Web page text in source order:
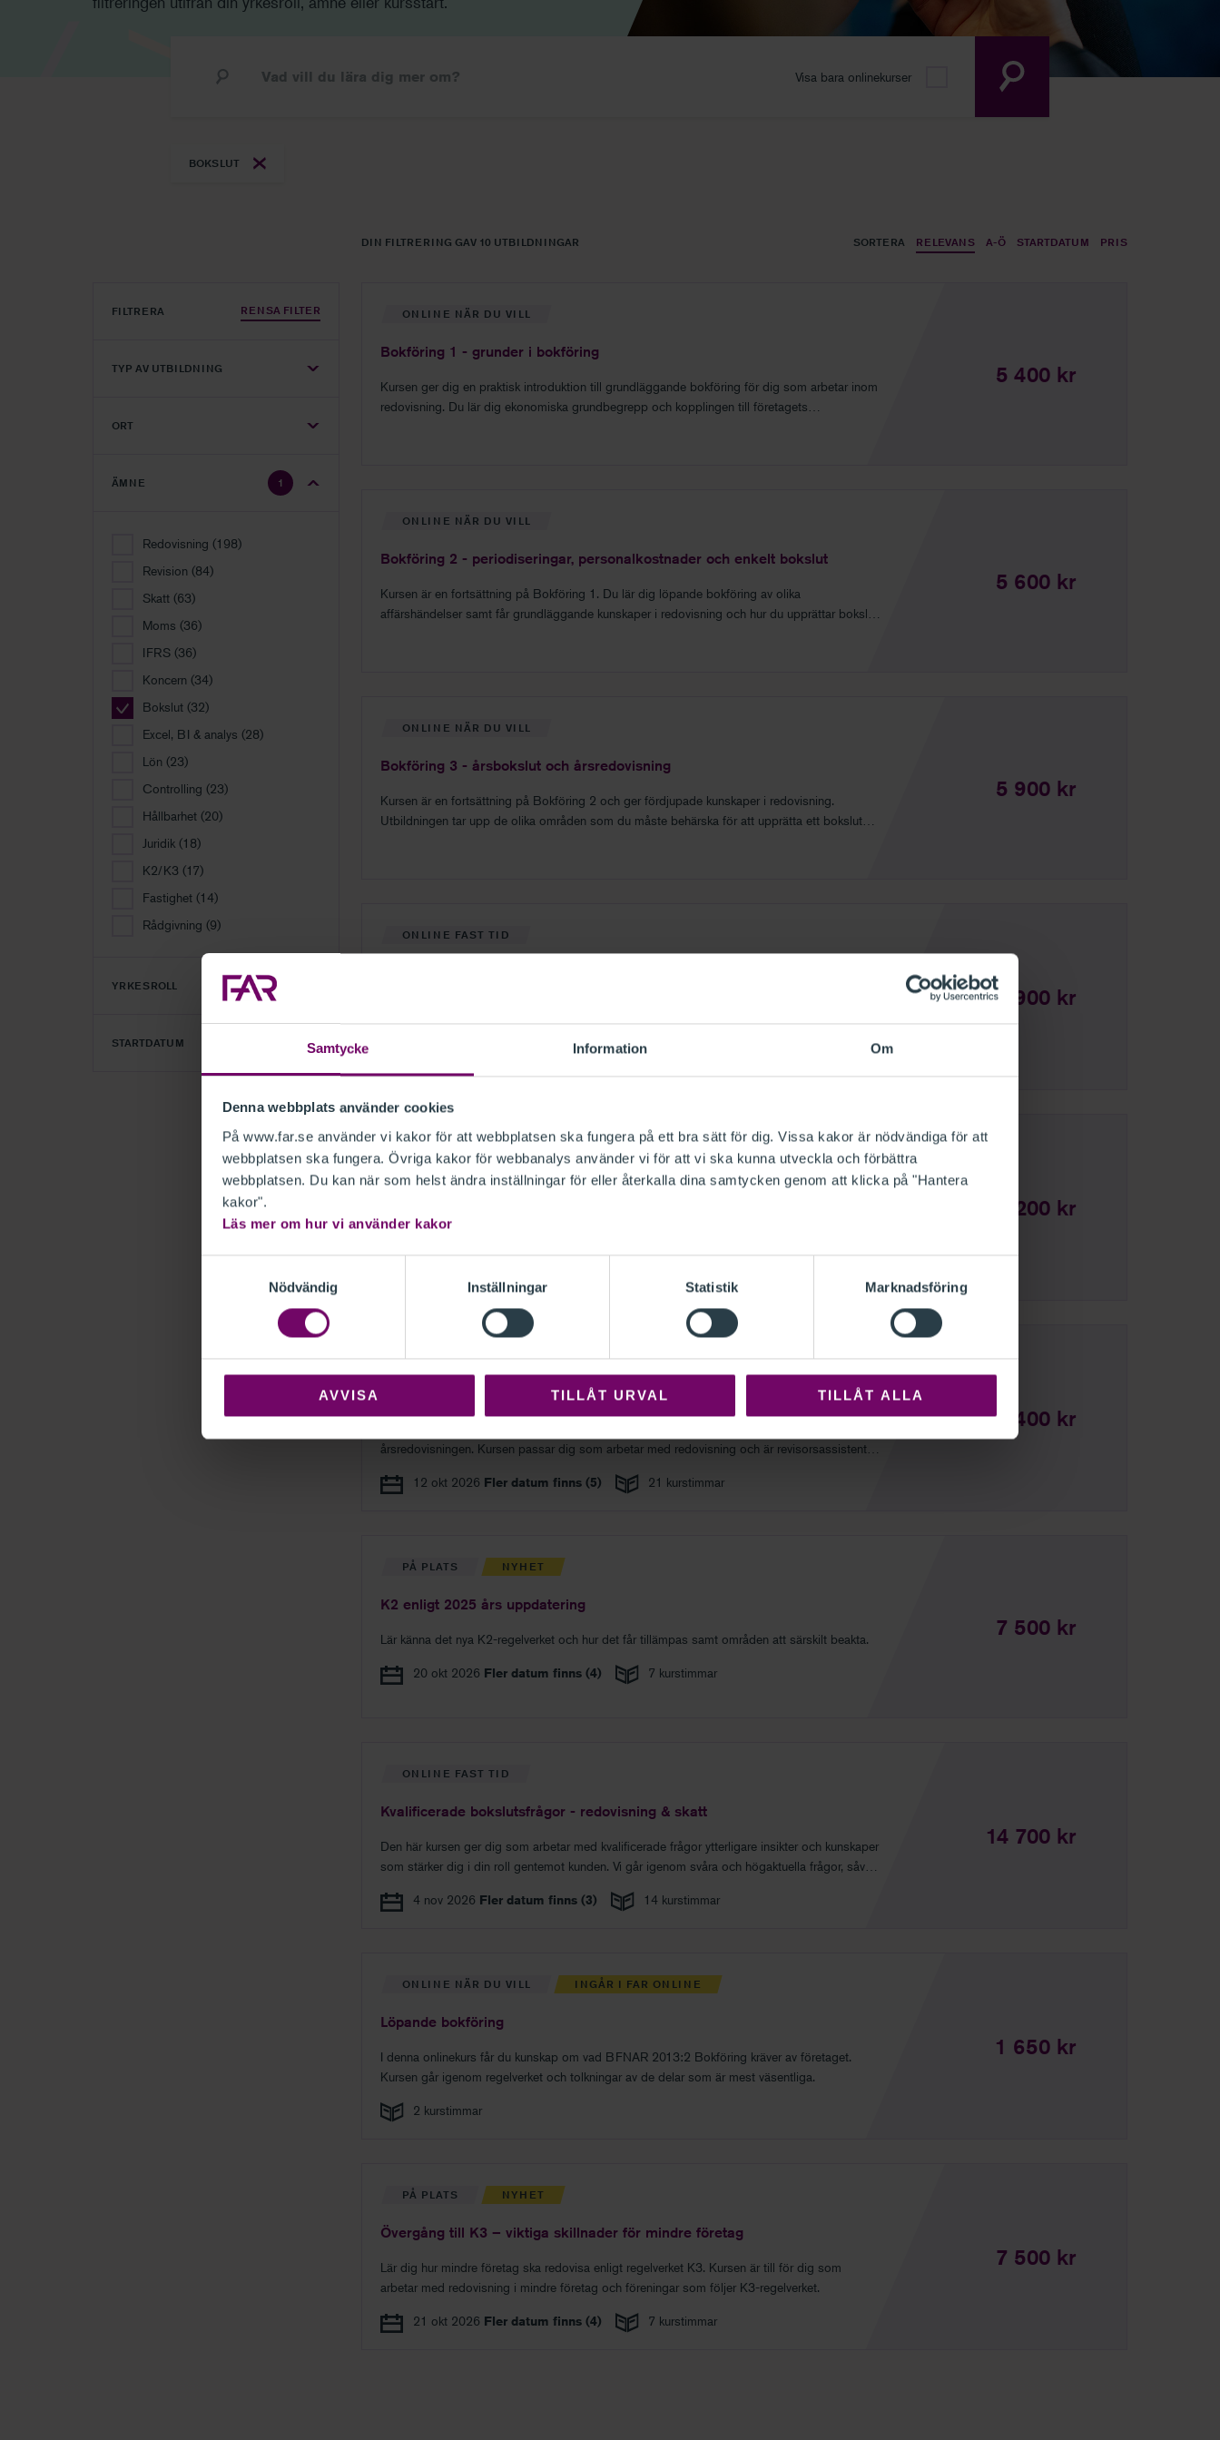
Samtycke Information Om
Denna webbplats använder cookies
På www.far.se använder vi kakor för att webbplatsen ska fungera på ett bra sätt för dig. Vissa kakor är nödvändiga för att
webbplatsen ska fungera. Övriga kakor för webbanalys använder vi för att vi ska kunna utveckla och förbättra
webbplatsen. Du kan när som helst ändra inställningar för eller återkalla dina samtycken genom att klicka på "Hantera
kakor".
Läs mer om hur vi använder kakor
Nödvändig
Inställningar Statistik Marknadsföring
AVVISA TILLÅT URVAL TILLÅT ALLA
Visa bara onlinekurser SÖK
BOKSLUT
DIN FILTRERING GAV 10 UTBILDNINGAR SORTERA RELEVANS A-Ö STARTDATUM PRIS
FILTRERA RENSA FILTER
TYP AV UTBILDNING
ORT
ÄMNE 1
Redovisning (198)
Revision (84)
Skatt (63)
Moms (36)
IFRS (36)
Koncern (34)
Bokslut (32)
Excel, BI & analys (28)
Lön (23)
Controlling (23)
Hållbarhet (20)
Juridik (18)
K2/K3 (17)
Fastighet (14)
Rådgivning (9)
YRKESROLL
STARTDATUM
ONLINE NÄR DU VILL
Bokföring 1 - grunder i bokföring
Kursen ger dig en praktisk introduktion till grundläggande bokföring för dig som arbetar inom
redovisning. Du lär dig ekonomiska grundbegrepp och kopplingen till företagets
5 400 kr
ONLINE NÄR DU VILL
Bokföring 2 - periodiseringar, personalkostnader och enkelt bokslut
Kursen är en fortsättning på Bokföring 1. Du lär dig löpande bokföring av olika
affärshändelser samt får grundläggande kunskaper i redovisning och hur du upprättar bokslut
5 600 kr
ONLINE NÄR DU VILL
Bokföring 3 - årsbokslut och årsredovisning
Kursen är en fortsättning på Bokföring 2 och ger fördjupade kunskaper i redovisning.
Utbildningen tar upp de olika områden som du måste behärska för att upprätta ett bokslut
5 900 kr
ONLINE FAST TID
redovisningsassistent med viss erfarenhet av löpande bokföring.
16 900 kr
PÅ PLATS
Bokslut 2 – årsbokslut
Bokslut 2 riktar sig till dig som arbetar med redovisning och har god erfarenhet av löpande
17 200 kr
PÅ PLATS
Bokslut 3 – fördjupning och årsredovisning
årsredovisningen. Kursen passar dig som arbetar med redovisning och är revisorsassistent
12 okt 2026 Fler datum finns (5) 21 kurstimmar
17 400 kr
PÅ PLATS NYHET
K2 enligt 2025 års uppdatering
Lär känna det nya K2-regelverket och hur det får tillämpas samt områden att särskilt beakta.
20 okt 2026 Fler datum finns (4) 7 kurstimmar
7 500 kr
ONLINE FAST TID
Kvalificerade bokslutsfrågor - redovisning & skatt
Den här kursen ger dig som arbetar med kvalificerade frågor ytterligare insikter och kunskaper
som stärker dig i din roll gentemot kunden. Vi går igenom svåra och högaktuella frågor, såväl
4 nov 2026 Fler datum finns (3) 14 kurstimmar
14 700 kr
ONLINE NÄR DU VILL INGÅR I FAR ONLINE
Löpande bokföring
I denna onlinekurs får du kunskap om vad BFNAR 2013:2 Bokföring kräver av företaget.
Kursen går igenom regelverket och tolkningar av de delar som är mest väsentliga.
2 kurstimmar
1 650 kr
PÅ PLATS NYHET
Övergång till K3 – viktiga skillnader för mindre företag
Lär dig hur mindre företag ska redovisa enligt regelverket K3. Kursen är till för dig som
arbetar med redovisning i mindre företag och föreningar som följer K3-regelverket.
21 okt 2026 Fler datum finns (4) 7 kurstimmar
7 500 kr